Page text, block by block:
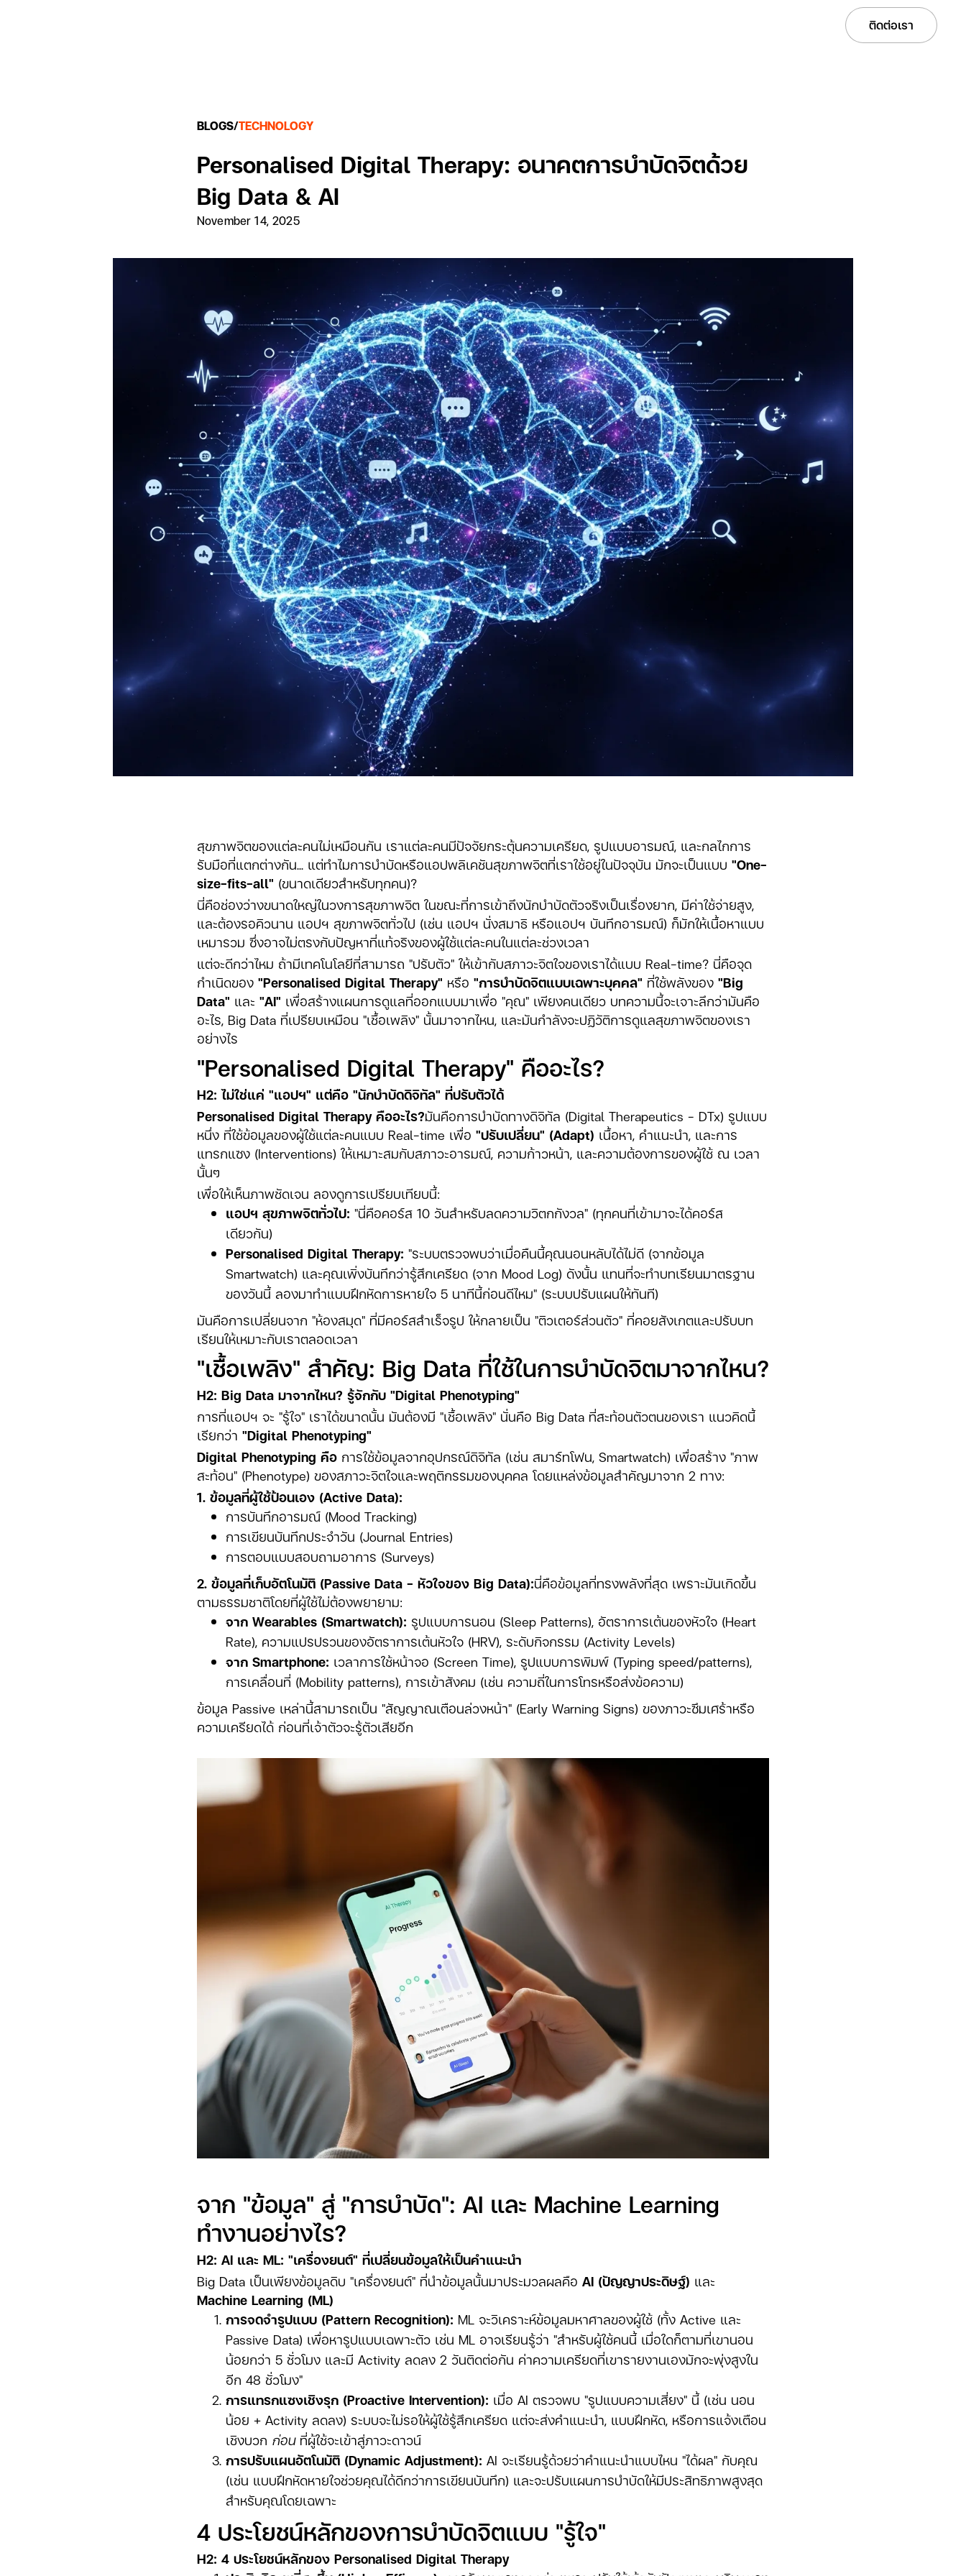
ติดต่อเรา
BLOGS/TECHNOLOGY
Personalised Digital Therapy: อนาคตการบำบัดจิตด้วย
Big Data & AI
November 14, 2025
สุขภาพจิตของแต่ละคนไม่เหมือนกัน เราแต่ละคนมีปัจจัยกระตุ้นความเครียด, รูปแบบอารมณ์, และกลไกการ
รับมือที่แตกต่างกัน... แต่ทำไมการบำบัดหรือแอปพลิเคชันสุขภาพจิตที่เราใช้อยู่ในปัจจุบัน มักจะเป็นแบบ "One-
size-fits-all" (ขนาดเดียวสำหรับทุกคน)?
นี่คือช่องว่างขนาดใหญ่ในวงการสุขภาพจิต ในขณะที่การเข้าถึงนักบำบัดตัวจริงเป็นเรื่องยาก, มีค่าใช้จ่ายสูง,
และต้องรอคิวนาน แอปฯ สุขภาพจิตทั่วไป (เช่น แอปฯ นั่งสมาธิ หรือแอปฯ บันทึกอารมณ์) ก็มักให้เนื้อหาแบบ
เหมารวม ซึ่งอาจไม่ตรงกับปัญหาที่แท้จริงของผู้ใช้แต่ละคนในแต่ละช่วงเวลา
แต่จะดีกว่าไหม ถ้ามีเทคโนโลยีที่สามารถ "ปรับตัว" ให้เข้ากับสภาวะจิตใจของเราได้แบบ Real-time? นี่คือจุด
กำเนิดของ "Personalised Digital Therapy" หรือ "การบำบัดจิตแบบเฉพาะบุคคล" ที่ใช้พลังของ "Big
Data" และ "AI" เพื่อสร้างแผนการดูแลที่ออกแบบมาเพื่อ "คุณ" เพียงคนเดียว บทความนี้จะเจาะลึกว่ามันคือ
อะไร, Big Data ที่เปรียบเหมือน "เชื้อเพลิง" นั้นมาจากไหน, และมันกำลังจะปฏิวัติการดูแลสุขภาพจิตของเรา
อย่างไร
"Personalised Digital Therapy" คืออะไร?
H2: ไม่ใช่แค่ "แอปฯ" แต่คือ "นักบำบัดดิจิทัล" ที่ปรับตัวได้
Personalised Digital Therapy คืออะไร?มันคือการบำบัดทางดิจิทัล (Digital Therapeutics - DTx) รูปแบบ
หนึ่ง ที่ใช้ข้อมูลของผู้ใช้แต่ละคนแบบ Real-time เพื่อ "ปรับเปลี่ยน" (Adapt) เนื้อหา, คำแนะนำ, และการ
แทรกแซง (Interventions) ให้เหมาะสมกับสภาวะอารมณ์, ความก้าวหน้า, และความต้องการของผู้ใช้ ณ เวลา
นั้นๆ
เพื่อให้เห็นภาพชัดเจน ลองดูการเปรียบเทียบนี้:
แอปฯ สุขภาพจิตทั่วไป: "นี่คือคอร์ส 10 วันสำหรับลดความวิตกกังวล" (ทุกคนที่เข้ามาจะได้คอร์ส
เดียวกัน)
Personalised Digital Therapy: "ระบบตรวจพบว่าเมื่อคืนนี้คุณนอนหลับได้ไม่ดี (จากข้อมูล
Smartwatch) และคุณเพิ่งบันทึกว่ารู้สึกเครียด (จาก Mood Log) ดังนั้น แทนที่จะทำบทเรียนมาตรฐาน
ของวันนี้ ลองมาทำแบบฝึกหัดการหายใจ 5 นาทีนี้ก่อนดีไหม" (ระบบปรับแผนให้ทันที)
มันคือการเปลี่ยนจาก "ห้องสมุด" ที่มีคอร์สสำเร็จรูป ให้กลายเป็น "ติวเตอร์ส่วนตัว" ที่คอยสังเกตและปรับบท
เรียนให้เหมาะกับเราตลอดเวลา
"เชื้อเพลิง" สำคัญ: Big Data ที่ใช้ในการบำบัดจิตมาจากไหน?
H2: Big Data มาจากไหน? รู้จักกับ "Digital Phenotyping"
การที่แอปฯ จะ "รู้ใจ" เราได้ขนาดนั้น มันต้องมี "เชื้อเพลิง" นั่นคือ Big Data ที่สะท้อนตัวตนของเรา แนวคิดนี้
เรียกว่า "Digital Phenotyping"
Digital Phenotyping คือ การใช้ข้อมูลจากอุปกรณ์ดิจิทัล (เช่น สมาร์ทโฟน, Smartwatch) เพื่อสร้าง "ภาพ
สะท้อน" (Phenotype) ของสภาวะจิตใจและพฤติกรรมของบุคคล โดยแหล่งข้อมูลสำคัญมาจาก 2 ทาง:
1. ข้อมูลที่ผู้ใช้ป้อนเอง (Active Data):
การบันทึกอารมณ์ (Mood Tracking)
การเขียนบันทึกประจำวัน (Journal Entries)
การตอบแบบสอบถามอาการ (Surveys)
2. ข้อมูลที่เก็บอัตโนมัติ (Passive Data - หัวใจของ Big Data):นี่คือข้อมูลที่ทรงพลังที่สุด เพราะมันเกิดขึ้น
ตามธรรมชาติโดยที่ผู้ใช้ไม่ต้องพยายาม:
จาก Wearables (Smartwatch): รูปแบบการนอน (Sleep Patterns), อัตราการเต้นของหัวใจ (Heart
Rate), ความแปรปรวนของอัตราการเต้นหัวใจ (HRV), ระดับกิจกรรม (Activity Levels)
จาก Smartphone: เวลาการใช้หน้าจอ (Screen Time), รูปแบบการพิมพ์ (Typing speed/patterns),
การเคลื่อนที่ (Mobility patterns), การเข้าสังคม (เช่น ความถี่ในการโทรหรือส่งข้อความ)
ข้อมูล Passive เหล่านี้สามารถเป็น "สัญญาณเตือนล่วงหน้า" (Early Warning Signs) ของภาวะซึมเศร้าหรือ
ความเครียดได้ ก่อนที่เจ้าตัวจะรู้ตัวเสียอีก
จาก "ข้อมูล" สู่ "การบำบัด": AI และ Machine Learning
ทำงานอย่างไร?
H2: AI และ ML: "เครื่องยนต์" ที่เปลี่ยนข้อมูลให้เป็นคำแนะนำ
Big Data เป็นเพียงข้อมูลดิบ "เครื่องยนต์" ที่นำข้อมูลนั้นมาประมวลผลคือ AI (ปัญญาประดิษฐ์) และ
Machine Learning (ML)
การจดจำรูปแบบ (Pattern Recognition): ML จะวิเคราะห์ข้อมูลมหาศาลของผู้ใช้ (ทั้ง Active และ
Passive Data) เพื่อหารูปแบบเฉพาะตัว เช่น ML อาจเรียนรู้ว่า "สำหรับผู้ใช้คนนี้ เมื่อใดก็ตามที่เขานอน
น้อยกว่า 5 ชั่วโมง และมี Activity ลดลง 2 วันติดต่อกัน ค่าความเครียดที่เขารายงานเองมักจะพุ่งสูงใน
อีก 48 ชั่วโมง"
การแทรกแซงเชิงรุก (Proactive Intervention): เมื่อ AI ตรวจพบ "รูปแบบความเสี่ยง" นี้ (เช่น นอน
น้อย + Activity ลดลง) ระบบจะไม่รอให้ผู้ใช้รู้สึกเครียด แต่จะส่งคำแนะนำ, แบบฝึกหัด, หรือการแจ้งเตือน
เชิงบวก ก่อนที่ผู้ใช้จะเข้าสู่ภาวะดาวน์
การปรับแผนอัตโนมัติ (Dynamic Adjustment): AI จะเรียนรู้ด้วยว่าคำแนะนำแบบไหน "ได้ผล" กับคุณ
(เช่น แบบฝึกหัดหายใจช่วยคุณได้ดีกว่าการเขียนบันทึก) และจะปรับแผนการบำบัดให้มีประสิทธิภาพสูงสุด
สำหรับคุณโดยเฉพาะ
4 ประโยชน์หลักของการบำบัดจิตแบบ "รู้ใจ"
H2: 4 ประโยชน์หลักของ Personalised Digital Therapy